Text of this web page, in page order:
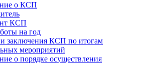
о КСП
КСП
на год
заключения КСП по итогам
мероприятий
о порядке осуществления